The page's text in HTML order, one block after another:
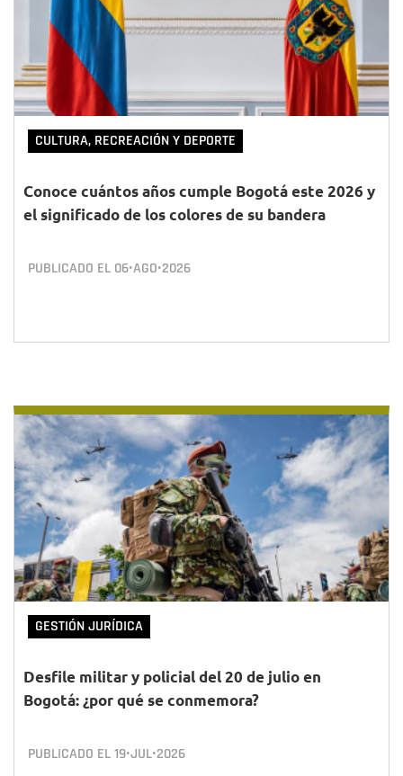
CULTURA, RECREACIÓN Y DEPORTE
Conoce cuántos años cumple Bogotá este 2026 y
el significado de los colores de su bandera
PUBLICADO EL 06•AGO•2026
GESTIÓN JURÍDICA
Desfile militar y policial del 20 de julio en
Bogotá: ¿por qué se conmemora?
PUBLICADO EL19•JUL•2026